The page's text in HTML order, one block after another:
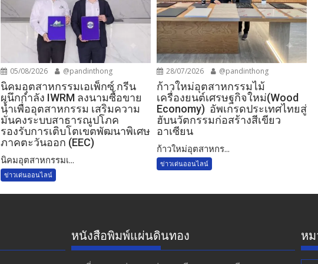
05/08/2026 @pandinthong
​นิคมอุตสาหกรรมเอเพ็กซ์ กรีน
ผนึกกำลัง IWRM ลงนามซื้อขาย
น้ำเพื่ออุตสาหกรรม เสริมความ
มั่นคงระบบสาธารณูปโภค
รองรับการเติบโตเขตพัฒนาพิเศษ
ภาคตะวันออก (EEC)
​นิคมอุตสาหกรรมเ...
ข่าวเด่นออนไลน์
28/07/2026 @pandinthong
ก้าวใหม่อุตสาหกรรมไม้
เครื่องยนต์เศรษฐกิจใหม่(Wood
Economy) อัพเกรดประเทศไทยสู่
ฮับนวัตกรรมก่อสร้างสีเขียว
อาเซียน
ก้าวใหม่อุตสาหกร...
ข่าวเด่นออนไลน์
หนังสือพิมพ์แผ่นดินทอง ห